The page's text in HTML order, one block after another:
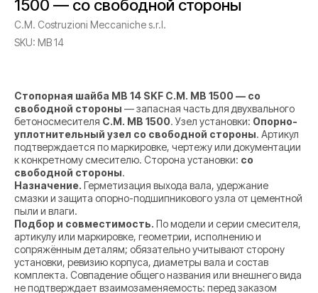
1500 — со свободной стороны
C.M. Costruzioni Meccaniche s.r.l.
SKU: MB 14
Стопорная шайба MB 14 SKF C.M. MB 1500 — со
свободной стороны — запасная часть для двухвального
бетоносмесителя C.M. MB 1500. Узел установки: Опорно-
уплотнительный узел со свободной стороны. Артикул
подтверждается по маркировке, чертежу или документации
к конкретному смесителю. Сторона установки: со
свободной стороны.
Назначение. Герметизация выхода вала, удержание
смазки и защита опорно-подшипникового узла от цементной
пыли и влаги.
Подбор и совместимость. По модели и серии смесителя,
артикулу или маркировке, геометрии, исполнению и
сопряжённым деталям; обязательно учитывают сторону
установки, ревизию корпуса, диаметры вала и состав
комплекта. Совпадение общего названия или внешнего вида
не подтверждает взаимозаменяемость: перед заказом